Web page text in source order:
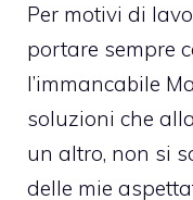
Per motivi di
portare sempre
l’immancabile
soluzioni che
un altro, non si
delle mie